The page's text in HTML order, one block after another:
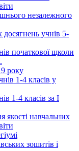
незалежного
учнів 5-
початкової щколи
року
1-4 класів у
1-4 класів за І
якості навчальних
зошитів і